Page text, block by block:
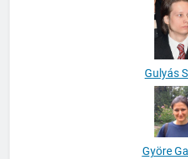
Gulyás
Györe